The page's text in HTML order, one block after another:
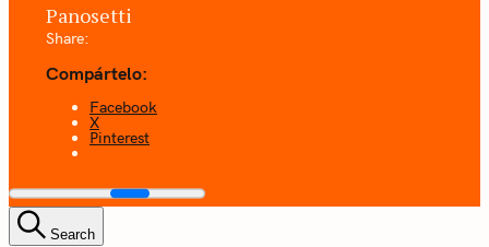
Panosetti
Share:
Compártelo:
Facebook
X
Pinterest
Search